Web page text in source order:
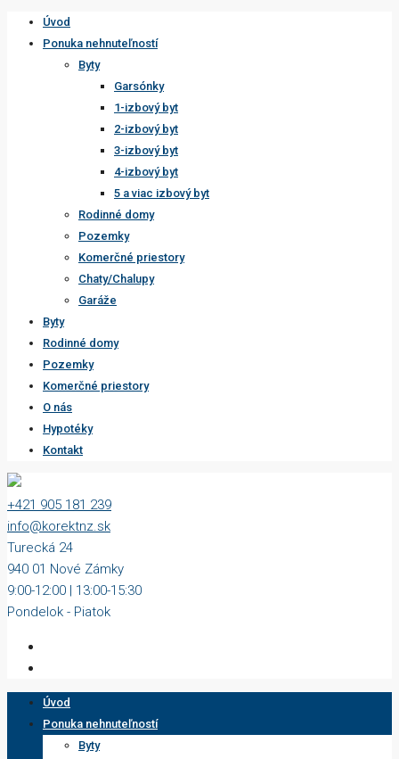
Úvod
Ponuka nehnuteľností
Byty
Garsónky
1-izbový byt
2-izbový byt
3-izbový byt
4-izbový byt
5 a viac izbový byt
Rodinné domy
Pozemky
Komerčné priestory
Chaty/Chalupy
Garáže
Byty
Rodinné domy
Pozemky
Komerčné priestory
O nás
Hypotéky
Kontakt
+421 905 181 239
info@korektnz.sk
Turecká 24
940 01 Nové Zámky
9:00-12:00 | 13:00-15:30
Pondelok - Piatok
Úvod
Ponuka nehnuteľností
Byty